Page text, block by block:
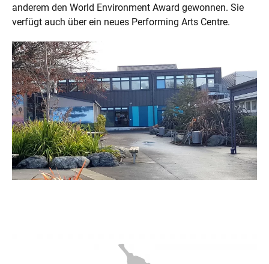
anderem den World Environment Award gewonnen. Sie
verfügt auch über ein neues Performing Arts Centre.